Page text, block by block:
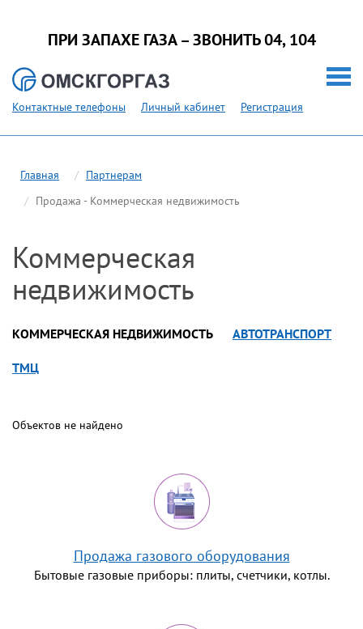
ПРИ ЗАПАХЕ ГАЗА – ЗВОНИТЬ 04, 104
Контактные телефоны Личный кабинет Регистрация
Главная
Партнерам
Продажа - Коммерческая недвижимость
Коммерческая
недвижимость
КОММЕРЧЕСКАЯ НЕДВИЖИМОСТЬ АВТОТРАНСПОРТ
ТМЦ
Объектов не найдено
Продажа газового оборудования
Бытовые газовые приборы: плиты, счетчики, котлы.